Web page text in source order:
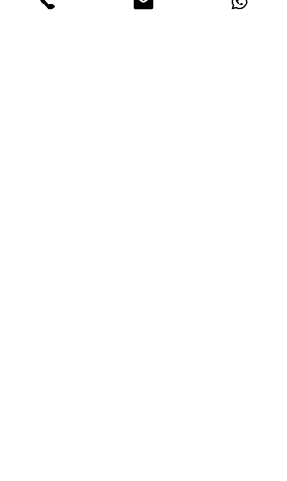
annesinin de zaman zaman çocukla